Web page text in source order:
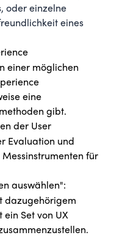
oder einzelne
eines
einer möglichen
eine
gibt.
der User
Evaluation und
für
auswählen":
dazugehörigem
ein Set von UX